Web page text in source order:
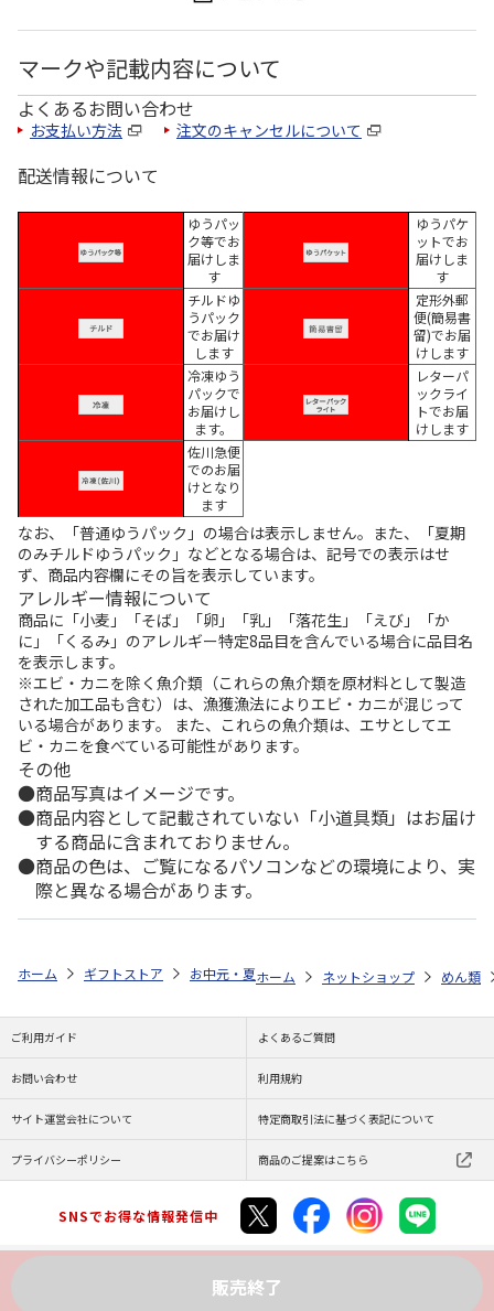
マークや記載内容について
よくあるお問い合わせ
お支払い方法 注文のキャンセルについて
配送情報について
ゆうパッ
ク等でお
届けしま
す
ゆうパケ
ットでお
届けしま
す
チルドゆ
うパック
でお届け
します
定形外郵
便(簡易書
留)でお届
けします
冷凍ゆう
パックで
お届けし
ます。
レターパ
ックライ
トでお届
けします
佐川急便
でのお届
けとなり
ます
なお、「普通ゆうパック」の場合は表示しません。また、「夏期
のみチルドゆうパック」などとなる場合は、記号での表示はせ
ず、商品内容欄にその旨を表示しています。
アレルギー情報について
商品に「小麦」「そば」「卵」「乳」「落花生」「えび」「か
に」「くるみ」のアレルギー特定8品目を含んでいる場合に品目名
を表示します。
※エビ・カニを除く魚介類（これらの魚介類を原材料として製造
された加工品も含む）は、漁獲漁法によりエビ・カニが混じって
いる場合があります。 また、これらの魚介類は、エサとしてエ
ビ・カニを食べている可能性があります。
その他
商品写真はイメージです。
商品内容として記載されていない「小道具類」はお届け
する商品に含まれておりません。
商品の色は、ご覧になるパソコンなどの環境により、実
際と異なる場合があります。
販売終了
ホーム ギフトストア お中元・夏ギフト特集 2026 ゆうゆうギフト
ホーム ネットショップ めん類
ご利用ガイド よくあるご質問
お問い合わせ 利用規約
サイト運営会社について 特定商取引法に基づく表記について
プライバシーポリシー 商品のご提案はこちら
SNSでお得な情報発信中